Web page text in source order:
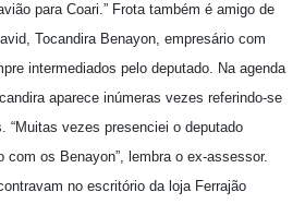
para Coari.” Frota também é amigo de
Tocandira Benayon, empresário com
intermediados pelo deputado. Na agenda
aparece inúmeras vezes referindo-se
“Muitas vezes presenciei o deputado
com os Benayon”, lembra o ex-assessor.
no escritório da loja Ferrajão